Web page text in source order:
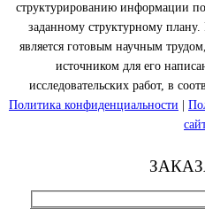
структурированию информации
заданному структурному плану.
является готовым научным
источником для его
исследовательских работ, в
Политика конфиденциальности